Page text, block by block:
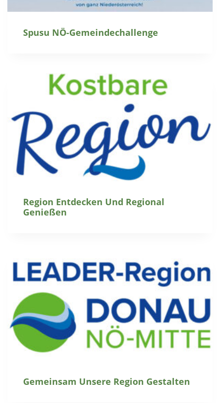
Spusu NÖ-Gemeindechallenge
Region Entdecken Und Regional
Genießen
Gemeinsam Unsere Region Gestalten